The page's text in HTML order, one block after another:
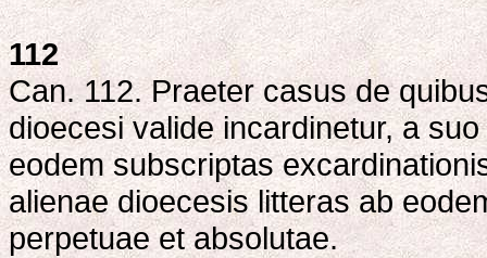
112
Can. 112. Praeter casus de
dioecesi valide incardinetur, a
eodem subscriptas
alienae dioecesis litteras ab
perpetuae et absolutae.